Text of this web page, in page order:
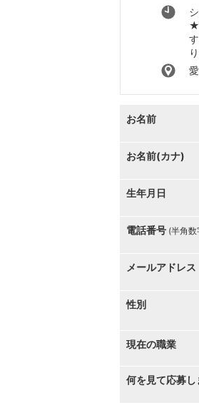
お名前
お名前(カナ)
生年月日
電話番号 (半角数
メールアドレス
性別
現在の職業
何を見て応募し